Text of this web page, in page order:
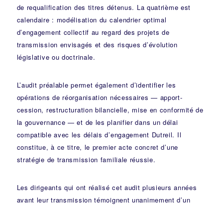
de requalification des titres détenus. La quatrième est
calendaire : modélisation du calendrier optimal
d’engagement collectif au regard des projets de
transmission envisagés et des risques d’évolution
législative ou doctrinale.
L’audit préalable permet également d’identifier les
opérations de réorganisation nécessaires — apport-
cession, restructuration bilancielle, mise en conformité de
la gouvernance — et de les planifier dans un délai
compatible avec les délais d’engagement Dutreil. Il
constitue, à ce titre, le premier acte concret d’une
stratégie de transmission familiale réussie.
Les dirigeants qui ont réalisé cet audit plusieurs années
avant leur transmission témoignent unanimement d’un